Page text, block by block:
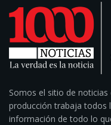
Somos el sitio de noticias
producción trabaja todos
información de todo lo